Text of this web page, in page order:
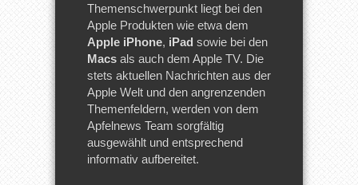
Themenschwerpunkt liegt bei den
Apple Produkten wie etwa dem
Apple iPhone, iPad sowie bei den
Macs als auch dem Apple TV. Die
stets aktuellen Nachrichten aus der
Apple Welt und den angrenzenden
Themenfeldern, werden von dem
Apfelnews Team sorgfältig
ausgewählt und entsprechend
informativ aufbereitet.